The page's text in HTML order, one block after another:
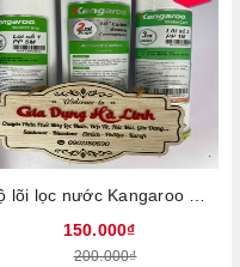
150.000₫
200.000₫